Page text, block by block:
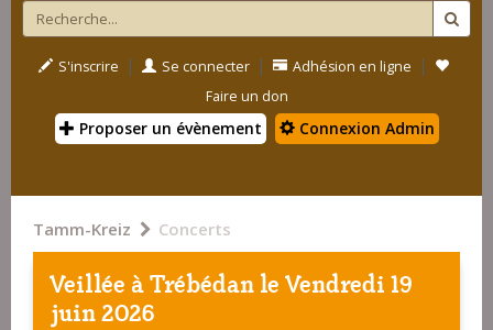
S'inscrire | Se connecter | Adhésion en ligne |
Faire un don
Proposer un évènement Connexion Admin
Tamm-Kreiz Concerts
Veillée àTrébédanle Vendredi 19
juin 2026